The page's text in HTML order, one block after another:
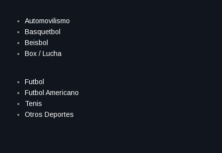
Automovilismo
Basquetbol
Beisbol
Box / Lucha
Futbol
Futbol Americano
Tenis
Otros Deportes